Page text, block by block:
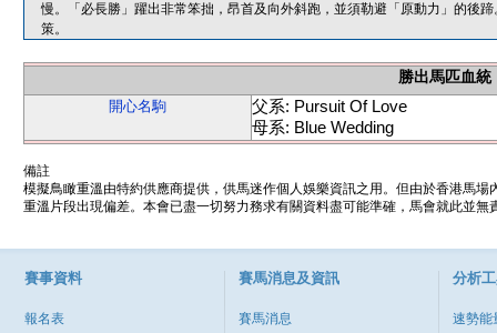
慢。「必長勝」躍出非常笨拙，昂首及向外斜跑，並須勒避「原動力」的後
策。
勝出馬匹血統
開心名駒
父系: Pursuit Of Love
母系: Blue Wedding
備註
模擬鳥瞰重溫由特約供應商提供，供馬迷作個人娛樂資訊之用。但由於香港馬
重溫片段出現偏差。本會已盡一切努力務求有關資料盡可能準確，馬會就此並
賽事資料
報名表
賽馬消息及資訊
賽馬消息
分析
速勢能